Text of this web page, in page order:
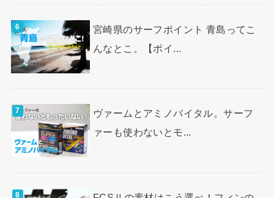
宮崎県のサーフポイント 青島ってこ
んなとこ。【ポイ...
ヴァームとアミノバイタル。サーフ
ァーも使わないとモ...